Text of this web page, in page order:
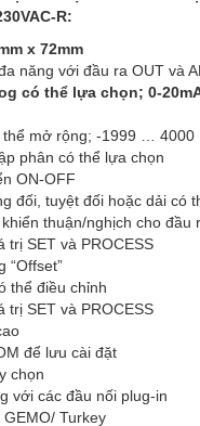
R:
x 72mm
năng với đầu ra OUT và
có thể lựa chọn; 0-
thể mở rộng; -1999 … 4000
phân có thể lựa chọn
ON-OFF
đối, tuyệt đối hoặc dải có
thuận/nghịch cho đầu
trị SET và PROCESS
“Offset”
thể điều chỉnh
trị SET và PROCESS
để lưu cài đặt
chọn
với các đầu nối plug-in
Turkey